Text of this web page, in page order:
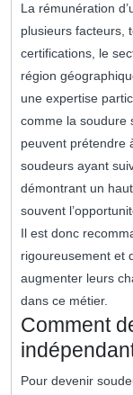
La rémunération
plusieurs facteurs,
certifications, le
région
une expertise
comme la soudure
peuvent prétendre
soudeurs ayant
démontrant un
souvent
Il est donc
rigoureusement et
augmenter leurs
dans ce métier.
Comment
Pour devenir